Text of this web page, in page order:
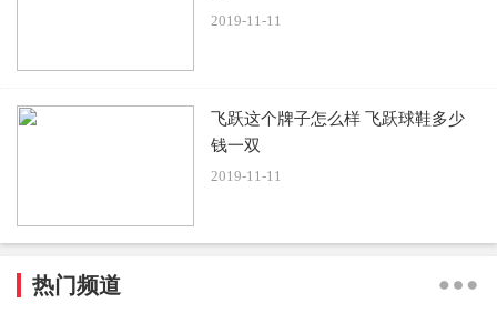
2019-11-11
飞跃这个牌子怎么样 飞跃球鞋多少
钱一双
2019-11-11
热门频道